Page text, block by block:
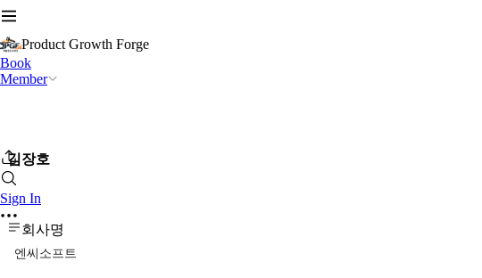
Product Growth Forge
Book
Member
Sign In
김장호
회사명
엔씨소프트